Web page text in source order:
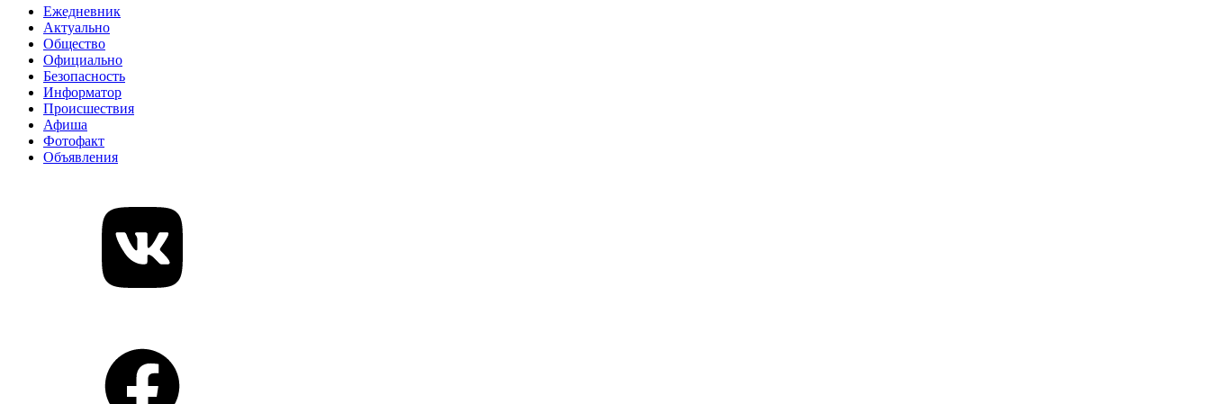
Ежедневник
Актуально
Общество
Официально
Безопасность
Информатор
Происшествия
Афиша
Фотофакт
Объявления